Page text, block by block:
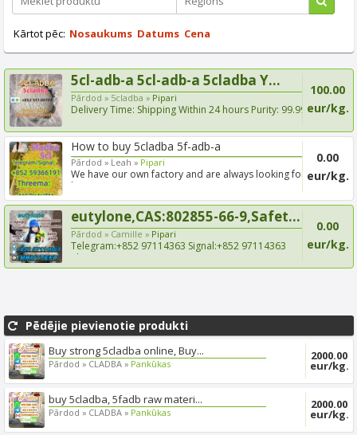
Kārtot pēc: Nosaukums Datums Cena
5cl-adb-a 5cl-adb-a 5cladba Y...
Pārdod » 5cladba » Pipari
Delivery Time: Shipping Within 24 hours Purity: 99.99%
100.00
eur/kg.
How to buy 5cladba 5f-adb-a
Pārdod » Leah » Pipari
We have our own factory and are always looking for
long-term...
0.00
eur/kg.
eutylone,CAS:802855-66-9,Safet...
Pārdod » Camille » Pipari
Telegram:+852 97114363 Signal:+852 97114363
Threema:HKU7TEEY...
0.00
eur/kg.
Pēdējie pievienotie produkti
Buy strong 5cladba online, Buy...
Pārdod » CLADBA » Pankūkas
2000.00
eur/kg.
buy 5cladba, 5fadb raw materi...
Pārdod » CLADBA » Pankūkas
2000.00
eur/kg.